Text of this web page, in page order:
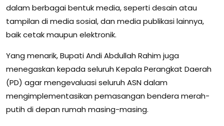
dalam berbagai bentuk media, seperti desain atau
tampilan di media sosial, dan media publikasi lainnya,
baik cetak maupun elektronik.
Yang menarik, Bupati Andi Abdullah Rahim juga
menegaskan kepada seluruh Kepala Perangkat Daerah
(PD) agar mengevaluasi seluruh ASN dalam
mengimplementasikan pemasangan bendera merah-
putih di depan rumah masing-masing.